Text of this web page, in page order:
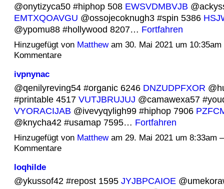
@onytizyca50 #hiphop 508 EWSVDMBVJB
EMTXQOAVGU @ossojecoknugh3 #spin 5386
@ypomu88 #hollywood 8207… Fortfahren
Hinzugefügt von Matthewam 30. Mai 2021 um
Kommentare
ivpnynac
@qenilyreving54 #organic 6246 DNZUDPFXOR
#printable 4517 VUTJBRUJUJ @camawexa57
VYORACIJAB @ivevyqyligh99 #hiphop 7906
@knycha42 #usamap 7595… Fortfahren
Hinzugefügt von Matthewam 29. Mai 2021 um 8:33am
Kommentare
loqhilde
@ykussof42 #repost 1595 JYJBPCAIOE